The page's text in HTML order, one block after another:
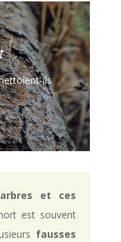
ils
et ces
est souvent
fausses